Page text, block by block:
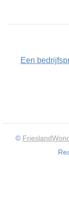
Een
©